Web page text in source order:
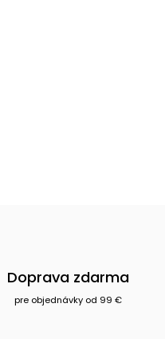
Doprava zdarma
pre objednávky od 99 €